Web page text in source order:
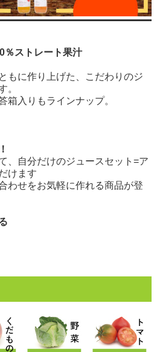
％ストレート果汁
もに作り上げた、こだわりのジ
。
箱入りもラインナップ。
、自分だけのジュースセット=ア
けます
わせをお気軽に作れる商品が登